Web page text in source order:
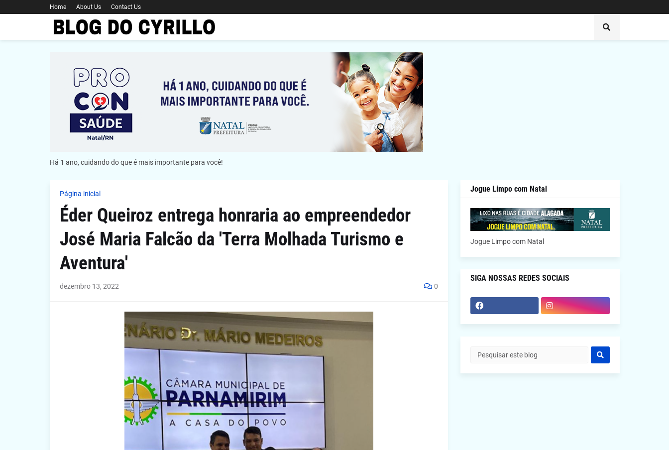
Home About Us Contact Us
Há 1 ano, cuidando do que é mais importante para você!
Página inicial
Éder Queiroz entrega honraria ao empreendedor
José Maria Falcão da 'Terra Molhada Turismo e
Aventura'
dezembro 13, 2022 0
Jogue Limpo com Natal
Jogue Limpo com Natal
SIGA NOSSAS REDES SOCIAIS